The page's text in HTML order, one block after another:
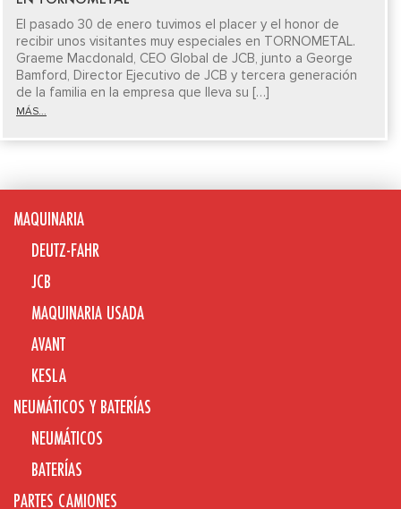
El pasado 30 de enero tuvimos el placer y el honor de
recibir unos visitantes muy especiales en TORNOMETAL.
Graeme Macdonald, CEO Global de JCB, junto a George
Bamford, Director Ejecutivo de JCB y tercera generación
de la familia en la empresa que lleva su […]
MÁS...
MAQUINARIA
DEUTZ-FAHR
JCB
MAQUINARIA USADA
AVANT
KESLA
NEUMÁTICOS Y BATERÍAS
NEUMÁTICOS
BATERÍAS
PARTES CAMIONES